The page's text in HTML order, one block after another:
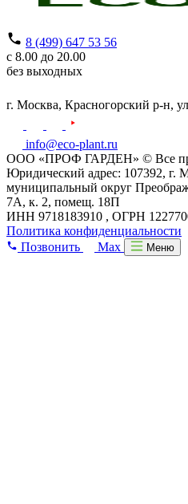
8 (499) 647 53 56
с 8.00 до 20.00
без выходных
г. Москва, Красногорский р-н,
info@eco-plant.ru
ООО «ПРОФ ГАРДЕН» © Все
Юридический адрес: 107392, г.
муниципальный округ
7А, к. 2, помещ. 18П
ИНН 9718183910 , ОГРН
Политика конфиденциальности
Позвонить
Max Меню